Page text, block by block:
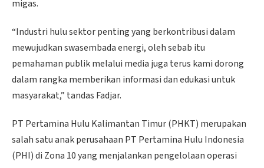
migas.
“Industri hulu sektor penting yang berkontribusi dalam
mewujudkan swasembada energi, oleh sebab itu
pemahaman publik melalui media juga terus kami dorong
dalam rangka memberikan informasi dan edukasi untuk
masyarakat,” tandas Fadjar.
PT Pertamina Hulu Kalimantan Timur (PHKT) merupakan
salah satu anak perusahaan PT Pertamina Hulu Indonesia
(PHI) di Zona 10 yang menjalankan pengelolaan operasi